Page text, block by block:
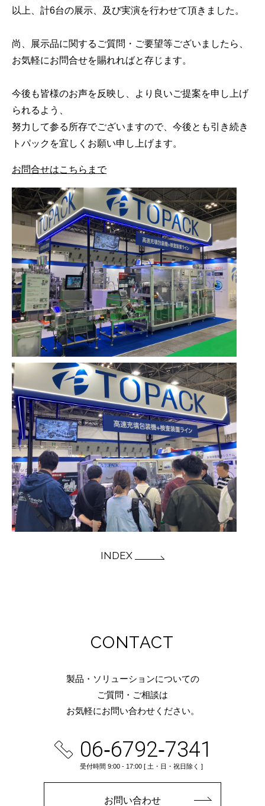
以上、計6台の展示、及び実演を行わせて頂きました。
尚、展示品に関するご質問・ご要望等ございましたら、
お気軽にお問合せを賜れればと存じます。
今後も皆様のお声を反映し、より良いご提案を申し上げ
られるよう、
努力して参る所存でございますので、今後とも引き続き
トパックを宜しくお願い申し上げます。
お問合せはこちらまで
INDEX
CONTACT
製品・ソリューションについての
ご質問・ご相談は
お気軽にお問い合わせください。
06‑6792‑7341
受付時間 9:00 ‑ 17:00 [ 土・日・祝日除く ]
お問い合わせ